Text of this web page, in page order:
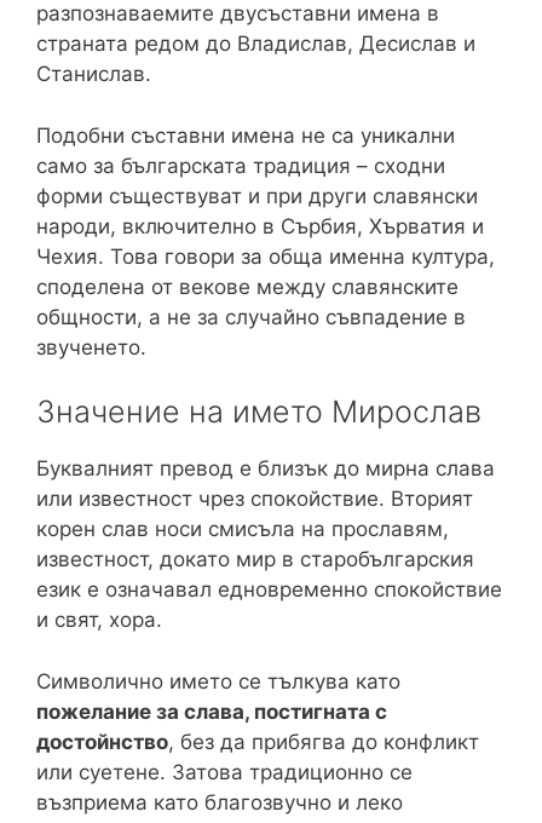
разпознаваемите двусъставни имена в
страната редом до Владислав, Десислав и
Станислав.
Подобни съставни имена не са уникални
само за българската традиция – сходни
форми съществуват и при други славянски
народи, включително в Сърбия, Хърватия и
Чехия. Това говори за обща именна култура,
споделена от векове между славянските
общности, а не за случайно съвпадение в
звученето.
Значение на името Мирослав
Буквалният превод е близък до мирна слава
или известност чрез спокойствие. Вторият
корен слав носи смисъла на прославям,
известност, докато мир в старобългарския
език е означавал едновременно спокойствие
и свят, хора.
Символично името се тълкува като
пожелание за слава, постигната с
достойнство, без да прибягва до конфликт
или суетене. Затова традиционно се
възприема като благозвучно и леко